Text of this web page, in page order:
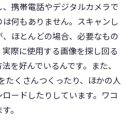
携帯電話やデジタルカメラで
何もありません。スキャンし
ほとんどの場合、必要なもの
際に使用する画像を探し回る
を好んでいるんです。また、
くさんつくったり、ほかの人
ードしたりしています。ワコ
。